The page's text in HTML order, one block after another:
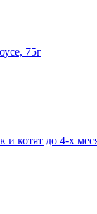
75г
котят до 4-х